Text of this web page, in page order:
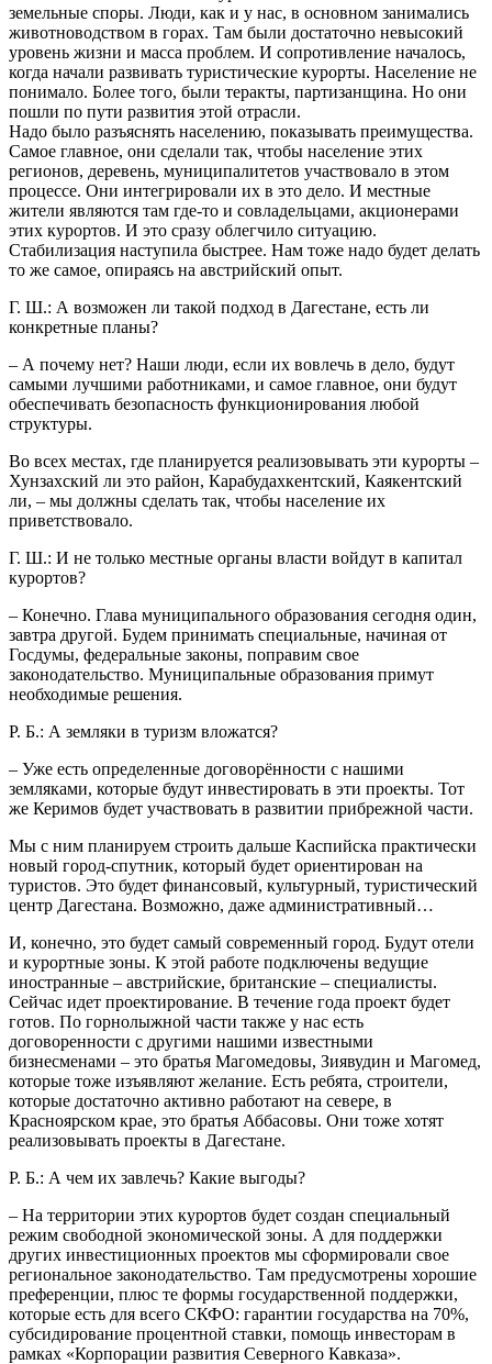
земельные споры. Люди, как и у нас, в основном занимались
животноводством в горах. Там были достаточно невысокий
уровень жизни и масса проблем. И сопротивление началось,
когда начали развивать туристические курорты. Население не
понимало. Более того, были теракты, партизанщина. Но они
пошли по пути развития этой отрасли.
Надо было разъяснять населению, показывать преимущества.
Самое главное, они сделали так, чтобы население этих
регионов, деревень, муниципалитетов участвовало в этом
процессе. Они интегрировали их в это дело. И местные
жители являются там где-то и совладельцами, акционерами
этих курортов. И это сразу облегчило ситуацию.
Стабилизация наступила быстрее. Нам тоже надо будет делать
то же самое, опираясь на австрийский опыт.
Г. Ш.: А возможен ли такой подход в Дагестане, есть ли
конкретные планы?
– А почему нет? Наши люди, если их вовлечь в дело, будут
самыми лучшими работниками, и самое главное, они будут
обеспечивать безопасность функционирования любой
структуры.
Во всех местах, где планируется реализовывать эти курорты –
Хунзахский ли это район, Карабудахкентский, Каякентский
ли, – мы должны сделать так, чтобы население их
приветствовало.
Г. Ш.: И не только местные органы власти войдут в капитал
курортов?
– Конечно. Глава муниципального образования сегодня один,
завтра другой. Будем принимать специальные, начиная от
Госдумы, федеральные законы, поправим свое
законодательство. Муниципальные образования примут
необходимые решения.
Р. Б.: А земляки в туризм вложатся?
– Уже есть определенные договорённости с нашими
земляками, которые будут инвестировать в эти проекты. Тот
же Керимов будет участвовать в развитии прибрежной части.
Мы с ним планируем строить дальше Каспийска практически
новый город-спутник, который будет ориентирован на
туристов. Это будет финансовый, культурный, туристический
центр Дагестана. Возможно, даже административный…
И, конечно, это будет самый современный город. Будут отели
и курортные зоны. К этой работе подключены ведущие
иностранные – австрийские, британские – специалисты.
Сейчас идет проектирование. В течение года проект будет
готов. По горнолыжной части также у нас есть
договоренности с другими нашими известными
бизнесменами – это братья Магомедовы, Зиявудин и Магомед,
которые тоже изъявляют желание. Есть ребята, строители,
которые достаточно активно работают на севере, в
Красноярском крае, это братья Аббасовы. Они тоже хотят
реализовывать проекты в Дагестане.
Р. Б.: А чем их завлечь? Какие выгоды?
– На территории этих курортов будет создан специальный
режим свободной экономической зоны. А для поддержки
других инвестиционных проектов мы сформировали свое
региональное законодательство. Там предусмотрены хорошие
преференции, плюс те формы государственной поддержки,
которые есть для всего СКФО: гарантии государства на 70%,
субсидирование процентной ставки, помощь инвесторам в
рамках «Корпорации развития Северного Кавказа».